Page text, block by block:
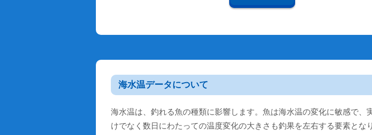
海水温データについて
海水温は、釣れる魚の種類に影響します。魚は海水温の変化に敏感で、
けでなく数日にわたっての温度変化の大きさも釣果を左右する要素とな